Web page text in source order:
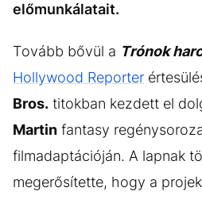
előmunkálatait.
Tovább bővül a Trónok
Hollywood Reporter
Bros. titokban kezdett el
Martin fantasy
filmadaptációján. A lapnak
megerősítette, hogy a